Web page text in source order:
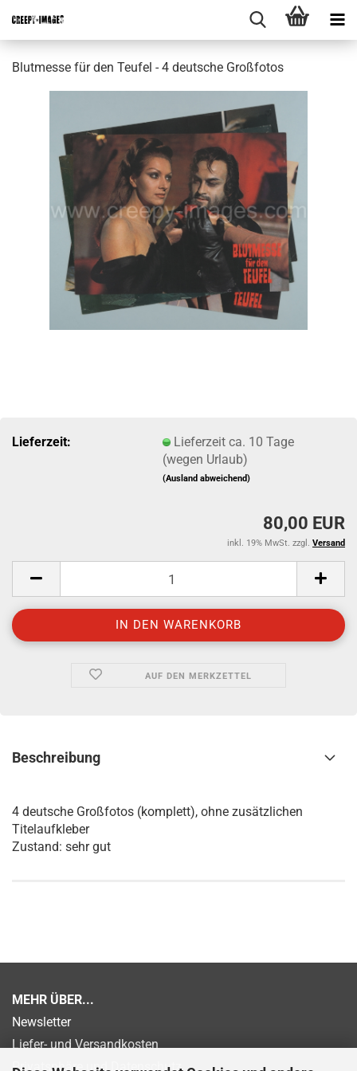
Blutmesse für den Teufel - 4 deutsche Großfotos
Lieferzeit:
Lieferzeit ca. 10 Tage
(wegen Urlaub)
(Ausland abweichend)
80,00 EUR
inkl. 19% MwSt. zzgl. Versand
AUF DEN MERKZETTEL
Beschreibung
4 deutsche Großfotos (komplett), ohne zusätzlichen
Titelaufkleber
Zustand: sehr gut
MEHR ÜBER...
Newsletter
Liefer- und Versandkosten
Privatsphäre und Datenschutz